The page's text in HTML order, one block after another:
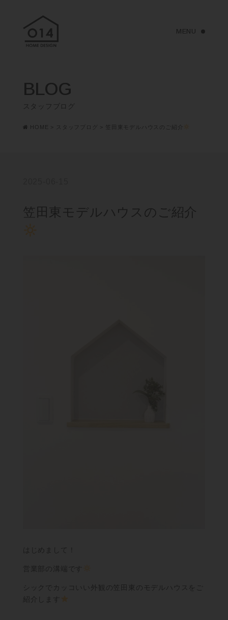
BLOG
スタッフブログ
HOME > スタッフブログ > 笠田東モデルハウスのご紹介
笠田東モデルハウスのご紹介
はじめまして！
営業部の溝端です
シックでカッコいい外観の笠田東のモデルハウスをご
紹介します